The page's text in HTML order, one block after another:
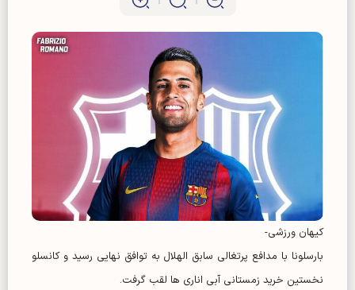
کیهان ورزشی-
بارسلونا با مدافع پرتغالی سابق الهلال به توافق نهایی رسید و کانسلو
نخستین خرید زمستانی آبی اناری ها لقب گرفت.